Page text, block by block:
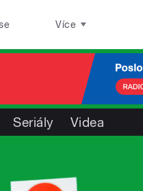
Více
Seriály Videa